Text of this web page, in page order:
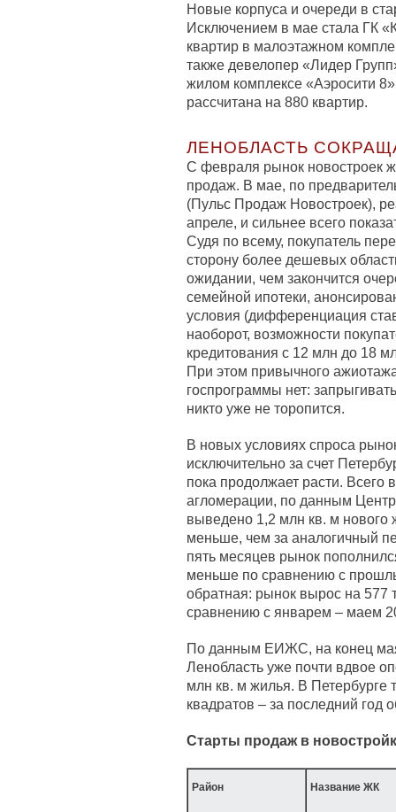
Новые корпуса и очереди в
Исключением в мае стала ГК
квартир в малоэтажном
также девелопер «Лидер
жилом комплексе «Аэросити
рассчитана на 880 квартир.
ЛЕНОБЛАСТЬ
С февраля рынок новостроек
продаж. В мае, по
(Пульс Продаж Новостроек),
апреле, и сильнее всего
Судя по всему, покупатель
сторону более дешевых
ожидании, чем закончится
семейной ипотеки,
условия (дифференциация
наоборот, возможности
кредитования с 12 млн до 18
При этом привычного
госпрограммы нет:
никто уже не торопится.
В новых условиях спроса
исключительно за счет
пока продолжает расти. Всего
агломерации, по данным
выведено 1,2 млн кв. м нового
меньше, чем за аналогичный
пять месяцев рынок
меньше по сравнению с
обратная: рынок вырос на 577
сравнению с январем – маем
По данным ЕИЖС, на конец
Ленобласть уже почти вдвое
млн кв. м жилья. В Петербурге
квадратов – за последний год
Старты продаж в
Район Название ЖК